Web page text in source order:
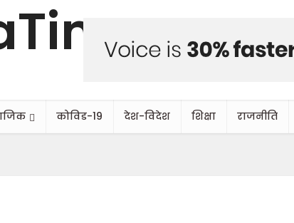
कोविड-19 देश-विदेश शिक्षा राजनीति